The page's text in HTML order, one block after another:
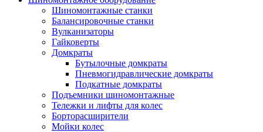
Шиномонтажные станки
Балансировочные станки
Вулканизаторы
Гайковерты
Домкраты
Бутылочные домкраты
Пневмогидравлические домкраты
Подкатные домкраты
Подъемники шиномонтажные
Тележки и лифты для колес
Борторасширители
Мойки колес